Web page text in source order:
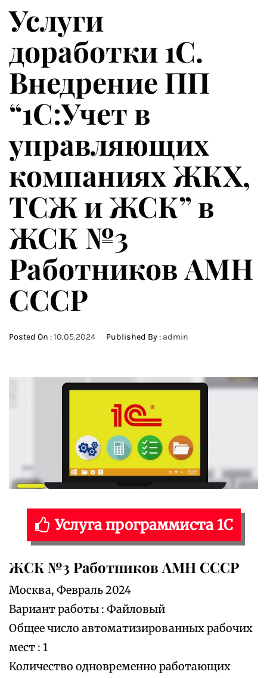
Услуги
доработки 1С.
Внедрение ПП
“1С:Учет в
управляющих
компаниях ЖКХ,
ТСЖ и ЖСК” в
ЖСК №3
Работников АМН
СССР
Posted On :10.05.2024 Published By : admin
Услуга программиста 1С
ЖСК №3 Работников АМН СССР
Москва, Февраль 2024
Вариант работы : Файловый
Общее число автоматизированных рабочих
мест : 1
Количество одновременно работающих